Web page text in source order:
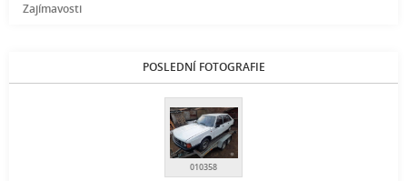
Zajímavosti
POSLEDNÍ FOTOGRAFIE
010358